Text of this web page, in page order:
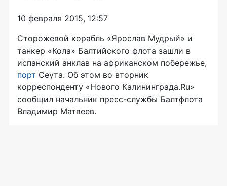
10 февраля 2015, 12:57
Сторожевой корабль «Ярослав Мудрый» и
танкер «Кола» Балтийского флота зашли в
испанский анклав на африканском побережье,
порт Сеута. Об этом во вторник
корреспонденту «Нового Калининграда.Ru»
сообщил начальник пресс-службы Балтфлота
Владимир Матвеев.